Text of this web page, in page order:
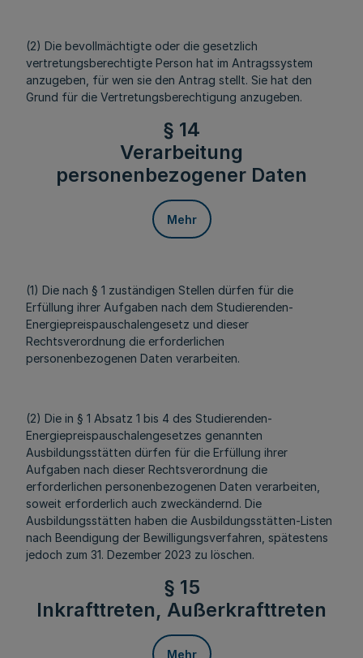
(2) Die bevollmächtigte oder die gesetzlich
vertretungsberechtigte Person hat im Antragssystem
anzugeben, für wen sie den Antrag stellt. Sie hat den
Grund für die Vertretungsberechtigung anzugeben.
§ 14
Verarbeitung
personenbezogener Daten
Mehr
(1) Die nach § 1 zuständigen Stellen dürfen für die
Erfüllung ihrer Aufgaben nach dem Studierenden-
Energiepreispauschalengesetz und dieser
Rechtsverordnung die erforderlichen
personenbezogenen Daten verarbeiten.
(2) Die in § 1 Absatz 1 bis 4 des Studierenden-
Energiepreispauschalengesetzes genannten
Ausbildungsstätten dürfen für die Erfüllung ihrer
Aufgaben nach dieser Rechtsverordnung die
erforderlichen personenbezogenen Daten verarbeiten,
soweit erforderlich auch zweckändernd. Die
Ausbildungsstätten haben die Ausbildungsstätten-Listen
nach Beendigung der Bewilligungsverfahren, spätestens
jedoch zum 31. Dezember 2023 zu löschen.
§ 15
Inkrafttreten, Außerkrafttreten
Mehr